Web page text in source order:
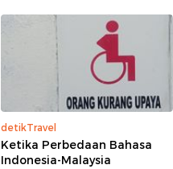
detikTravel
Ketika Perbedaan Bahasa
Indonesia-Malaysia